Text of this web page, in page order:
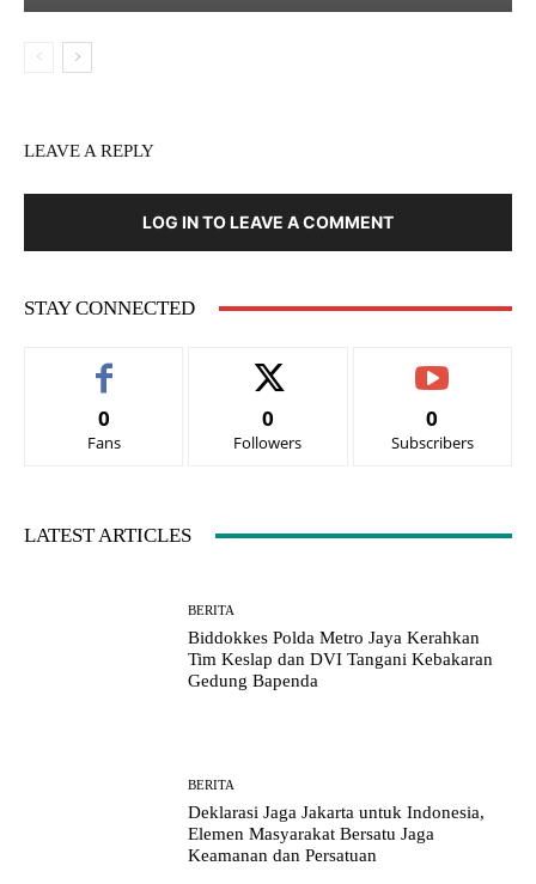
LEAVE A REPLY
LOG IN TO LEAVE A COMMENT
STAY CONNECTED
0
Fans
0
Followers
0
Subscribers
LATEST ARTICLES
BERITA
Biddokkes Polda Metro Jaya Kerahkan
Tim Keslap dan DVI Tangani Kebakaran
Gedung Bapenda
BERITA
Deklarasi Jaga Jakarta untuk Indonesia,
Elemen Masyarakat Bersatu Jaga
Keamanan dan Persatuan